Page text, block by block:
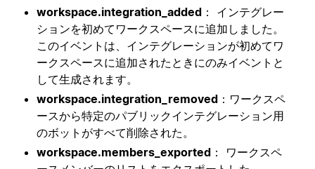
workspace.integration_added ： インテグレー
ションを初めてワークスペースに追加しました。
このイベントは、インテグレーションが初めてワ
ークスペースに追加されたときにのみイベントと
して生成されます。
workspace.integration_removed ：ワークスペ
ースから特定のパブリックインテグレーション用
のボットがすべて削除された。
workspace.members_exported ： ワークスペ